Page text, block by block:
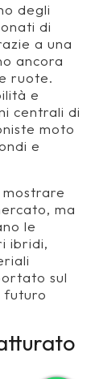
degli
di
a una
ancora
ruote.
e
centrali di
moto
e
ma
le
ibridi,
sul
futuro